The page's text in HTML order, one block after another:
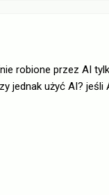
robione przez AI
jednak użyć AI? jeśli